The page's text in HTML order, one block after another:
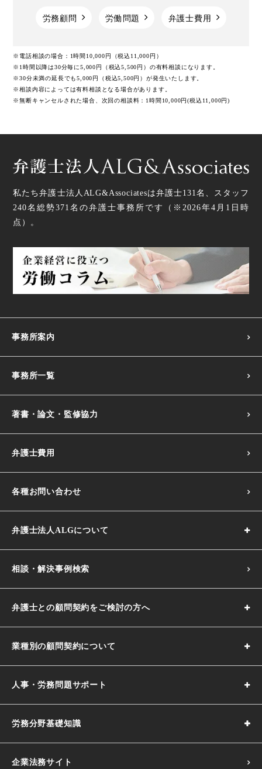
て
時間外労働の上限規制｜2024年の建設業への適用や罰則な
どの基礎知識
同一労働同一賃金とは｜ガイドラインや企業の対応などわ
【働き方改革】待遇に関する説明義務の強化の改正要点
【働き方改革】行政による履行確保措置・裁判外紛争解決
手続（行政ADR）の整備について
【働き方改革】不合理な待遇差の禁止の改正要点
労務顧問 労働問題 弁護士費用
※電話相談の場合：1時間10,000円（税込11,000円）
※1時間以降は30分毎に5,000円（税込5,500円）の有料相談になります。
※30分未満の延長でも5,000円（税込5,500円）が発生いたします。
※相談内容によっては有料相談となる場合があります。
※無断キャンセルされた場合、次回の相談料：1時間10,000円(税込11,000円)
私たち弁護士法人ALG&Associatesは弁護士131 名、スタッフ
240名総勢371 名の弁護士事務所です（ ※2026年4月1日時
点 ）。
事務所案内
事務所一覧
著書・論文・監修協力
弁護士費用
各種お問い合わせ
弁護士法人ALGについて
相談・解決事例検索
弁護士との顧問契約をご検討の方へ
業種別の顧問契約について
人事・労務問題サポート
労務分野基礎知識
企業法務サイト